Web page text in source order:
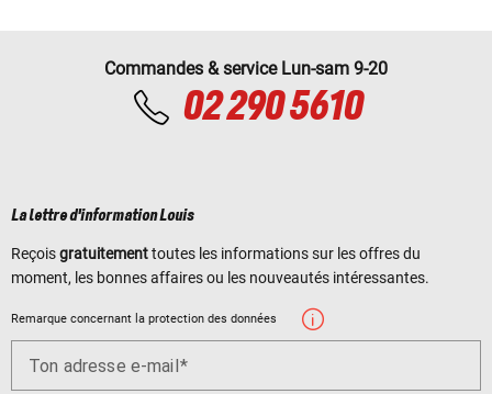
Commandes & service Lun-sam 9-20
02 290 5610
La lettre d'information Louis
Reçoisgratuitementtoutes les informations sur les offres du
moment, les bonnes affaires ou les nouveautés intéressantes.
Remarque concernant la protection des données
Ton adresse e-mail